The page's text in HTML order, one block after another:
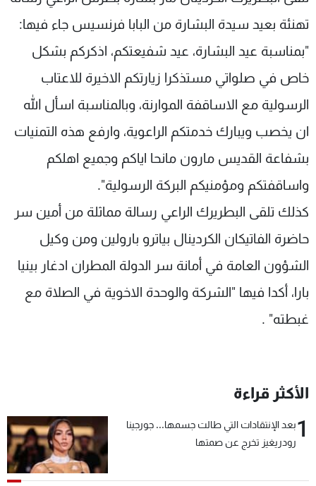
تهنئة بعيد سيدة البشارة من البابا فرنسيس جاء فيها:
"بمناسبة عيد البشارة، عيد شفيعتكم، اذكركم بشكل
خاص في صلواتي مستذكرا زيارتكم الاخيرة للاعتاب
الرسولية مع الاساقفة الموارنة، وبالمناسبة اسأل الله
ان يخصب ويبارك خدمتكم الراعوية، وارفع هذه التمنيات
بشفاعة القديس مارون مانحا اياكم وجميع اهلكم
واساقفتكم ومؤمنيكم البركة الرسولية".
كذلك تلقى البطريرك الراعي رسالة مماثلة من أمين سر
حاضرة الفاتيكان الكردينال بياترو بارولين ومن وكيل
الشؤون العامة في أمانة سر الدولة المطران ادغار بينيا
بارا، أكدا فيها "الشركة والوحدة الاخوية في الصلاة مع
غبطته" .
الأكثر قراءة
1بعد الإنتقادات التي طالت جسمها... جورجينا
رودريغيز تخرج عن صمتها
شاهد البرامج
الترددات
عن MTV
لاعلاناتكم
وظائف
شروط الإسـتخدام
سياسة الخصوصية